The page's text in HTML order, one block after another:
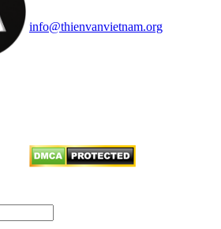
info@thienvanvietnam.org